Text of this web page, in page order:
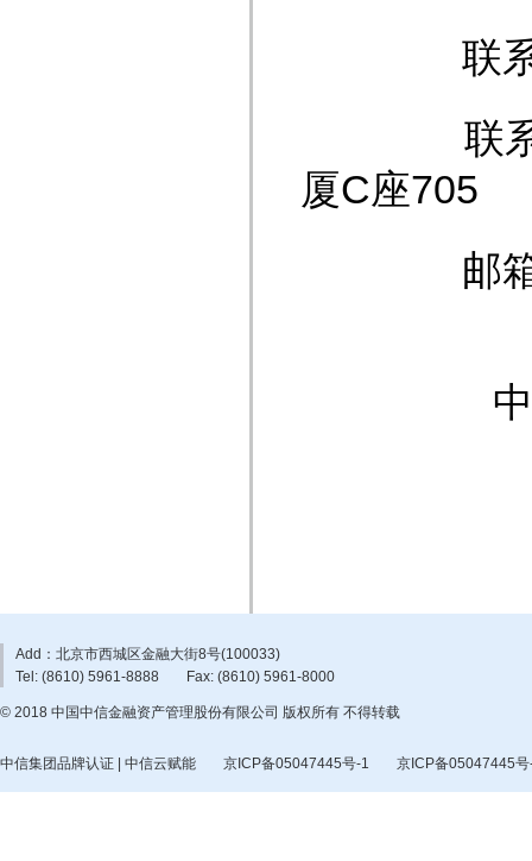
联系人
联系地址
厦C座705
邮箱
中信金
Add：北京市西城区金融大街8号(100033)
Tel: (8610) 5961-8888
Fax: (8610) 5961-8000
© 2018 中国中信金融资产管理股份有限公司 版权所有 不得转载
中信集团品牌认证 | 中信云赋能 京ICP备05047445号-1 京ICP备05047445